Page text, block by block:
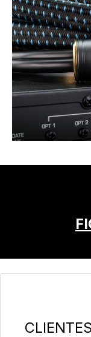
Omitir la galería